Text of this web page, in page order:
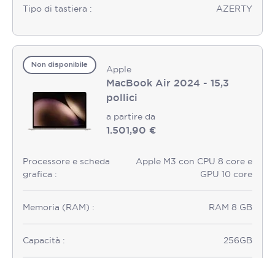
Tipo di tastiera : AZERTY
Non disponibile Apple
MacBook Air 2024 - 15,3
pollici
a partire da
1.501,90 €
Processore e scheda
grafica :
Apple M3 con CPU 8 core e
GPU 10 core
Memoria (RAM) : RAM 8 GB
Capacità : 256GB